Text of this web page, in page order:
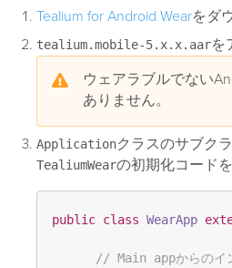
Tealium for Android Wearをダ
tealium.mobile-5.x.x.aarを
ウェアラブルでない
ありません。
Applicationクラスのサブク
TealiumWearの初期化コード
public class WearApp
// Main appからのイ